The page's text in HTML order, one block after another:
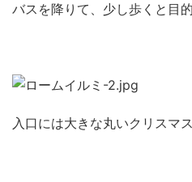
バスを降りて、少し歩くと目
入口には大きな丸いクリスマ